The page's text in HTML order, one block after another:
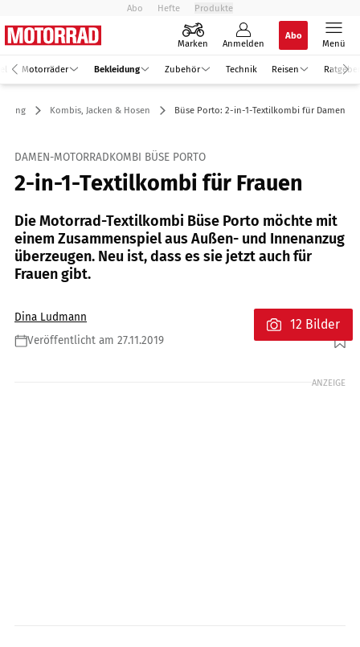
Abo Hefte Produkte
Marken Anmelden
Abo
Menü
Motorräder Bekleidung Zubehör Technik Reisen Ratgeber
Kombis, Jacken & Hosen Büse Porto: 2-in-1-Textilkombi für Damen
DAMEN-MOTORRADKOMBI BÜSE PORTO
2-in-1-Textilkombi für Frauen
Die Motorrad-Textilkombi Büse Porto möchte mit
einem Zusammenspiel aus Außen- und Innenanzug
überzeugen. Neu ist, dass es sie jetzt auch für
Frauen gibt.
Dina Ludmann
Veröffentlicht am 27.11.2019
Foto: Büse
12 Bilder
ANZEIGE